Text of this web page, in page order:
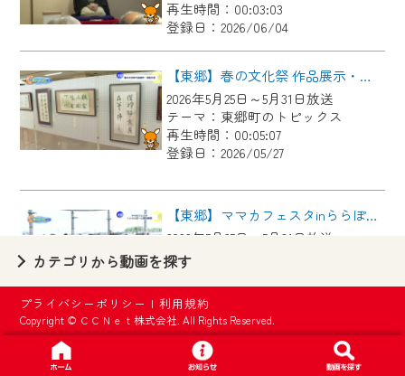
再生時間：00:03:03
登録日：2026/06/04
【東郷】春の文化祭 作品展示・芸能大会
2026年5月25日～5月31日放送
テーマ：東郷町のトピックス
再生時間：00:05:07
登録日：2026/05/27
【東郷】ママカフェスタinららぽーと愛知東郷
2026年5月25日～5月31日放送
テーマ：東郷町のトピックス
再生時間：00:02:44
登録日：2026/05/27
【東郷】名古屋城「諸輪の松」里帰り
2026年5月18日～5月24日放送
カテゴリから動画を探す
プライバシーポリシー |利用規約
Copyright © ＣＣＮｅｔ株式会社. All Rights Reserved.
2024年9月24日からはご加入者様へのサー
ビス向上のため、
『CCNet Web TV』を利用いただくには、
一部コンテンツを除き、
CCNetサービスへの加入と『CCNetマイ
ページ※』へのログインが必要となりま
す。
いたします。
要となります。
※MyIDとは、CCNet Web TVを含むCCNetの
各種サービスをご利用頂くためのIDです。
IDはお客様が使っているメールアドレス
で設定できます。